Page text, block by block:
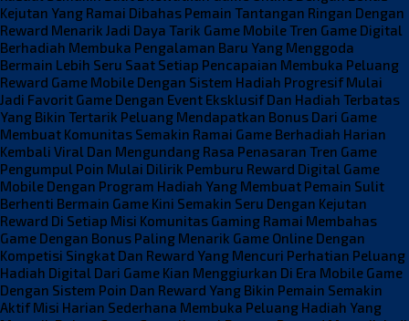
Kejutan Yang Ramai Dibahas Pemain Tantangan Ringan Dengan
Reward Menarik Jadi Daya Tarik Game MobileTren Game Digital
Berhadiah Membuka Pengalaman Baru Yang Menggoda
Bermain Lebih Seru Saat Setiap Pencapaian Membuka Peluang
Reward Game Mobile Dengan Sistem Hadiah Progresif Mulai
Jadi Favorit Game Dengan Event Eksklusif Dan Hadiah Terbatas
Yang Bikin Tertarik Peluang Mendapatkan Bonus Dari Game
Membuat Komunitas Semakin Ramai Game Berhadiah Harian
Kembali Viral Dan Mengundang Rasa Penasaran Tren Game
Pengumpul Poin Mulai Dilirik Pemburu Reward Digital Game
Mobile Dengan Program Hadiah Yang Membuat Pemain Sulit
Berhenti Bermain Game Kini Semakin Seru Dengan Kejutan
Reward Di Setiap Misi Komunitas Gaming Ramai Membahas
Game Dengan Bonus Paling Menarik Game Online Dengan
Kompetisi Singkat Dan Reward Yang Mencuri Perhatian Peluang
Hadiah Digital Dari Game Kian Menggiurkan Di Era Mobile Game
Dengan Sistem Poin Dan Reward Yang Bikin Pemain Semakin
Aktif Misi Harian Sederhana Membuka Peluang Hadiah Yang